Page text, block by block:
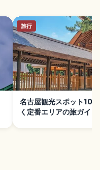
旅行
名古屋観光スポット10
く定番エリアの旅ガイド